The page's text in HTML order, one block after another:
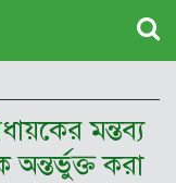
মন্তব্য
অন্তর্ভুক্ত করা